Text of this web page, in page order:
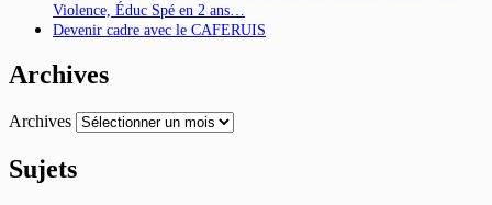
Violence, Éduc Spé en 2 ans…
Devenir cadre avec le CAFERUIS
Archives
Archives
Sujets